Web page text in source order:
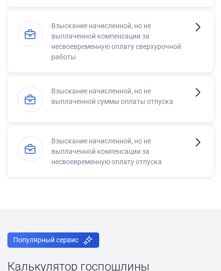
Взыскание начисленной, но не
выплаченной компенсации за
несвоевременную оплату сверхурочной
работы
Взыскание начисленной, но не
выплаченной суммы оплаты отпуска
Взыскание начисленной, но не
выплаченной компенсации за
несвоевременную оплату отпуска
Популярный сервис
Калькулятор госпошлины